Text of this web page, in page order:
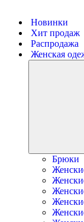
Новинки
Хит продаж
Распродажа
Женская
Брюки